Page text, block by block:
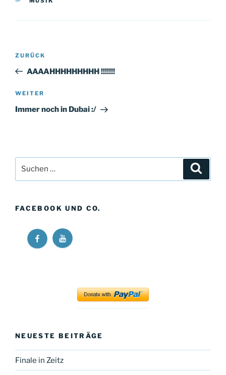
Beitragsnavigation
Vorheriger
Beitrag
ZURÜCK
AAAAHHHHHHHHH !!!!!!!
Nächster
Beitrag
WEITER
Immer noch in Dubai :/
nach:
FACEBOOK UND CO.
Ricos
Long
Ricos
Long
YouTube
NEUESTE BEITRÄGE
Finale in Zeitz